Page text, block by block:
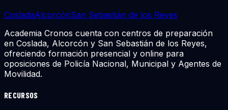
CosladaAlcorcónSan Sebastián de los Reyes
Academia Cronos cuenta con centros de preparación
en Coslada, Alcorcón y San Sebastián de los Reyes,
ofreciendo formación presencial y online para
oposiciones de Policía Nacional, Municipal y Agentes de
Movilidad.
RECURSOS